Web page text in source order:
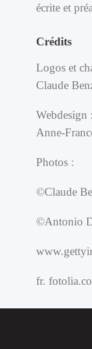
écrite et
Crédits
Logos et
Claude
Webdesign :
Anne-
Photos :
©Claude
©Antonio
fr.